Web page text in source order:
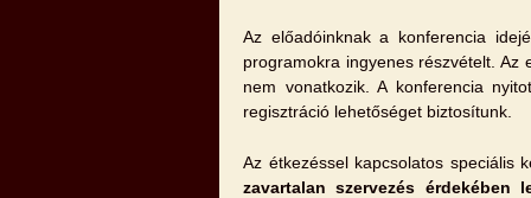
Az előadóinknak a konferencia
programokra ingyenes részvételt. Az
nem vonatkozik. A konferencia
regisztráció lehetőséget biztosítunk.
Az étkezéssel kapcsolatos speciális
zavartalan szervezés